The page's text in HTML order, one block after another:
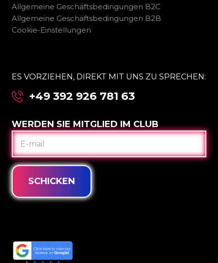
Allgemeine Geschäftsbedingungen B2C
Allgemeine Geschäftsbedingungen B2B
Cookie-Einstellungen
ES VORZIEHEN, DIREKT MIT UNS ZU SPRECHEN:
+49 392 926 781 63
WERDEN SIE MITGLIED IM CLUB
E-
MAIL
SCHICKEN